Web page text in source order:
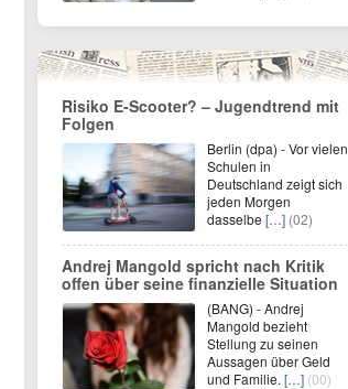
Risiko E-Scooter? – Jugendtrend mit
Folgen
Berlin (dpa) - Vor vielen
Schulen in
Deutschland zeigt sich
jeden Morgen
dasselbe […] (02)
Andrej Mangold spricht nach Kritik
offen über seine finanzielle Situation
(BANG) - Andrej
Mangold bezieht
Stellung zu seinen
Aussagen über Geld
und Familie. […] (00)